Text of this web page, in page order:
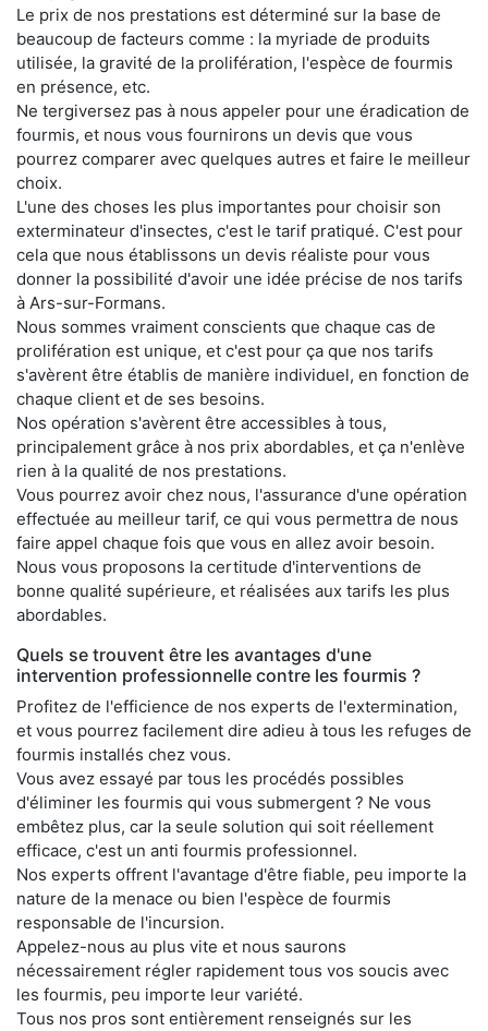
Le prix de nos prestations est déterminé sur la base de
beaucoup de facteurs comme : la myriade de produits
utilisée, la gravité de la prolifération, l'espèce de fourmis
en présence, etc.
Ne tergiversez pas à nous appeler pour une éradication de
fourmis, et nous vous fournirons un devis que vous
pourrez comparer avec quelques autres et faire le meilleur
choix.
L'une des choses les plus importantes pour choisir son
exterminateur d'insectes, c'est le tarif pratiqué. C'est pour
cela que nous établissons un devis réaliste pour vous
donner la possibilité d'avoir une idée précise de nos tarifs
à Ars-sur-Formans.
Nous sommes vraiment conscients que chaque cas de
prolifération est unique, et c'est pour ça que nos tarifs
s'avèrent être établis de manière individuel, en fonction de
chaque client et de ses besoins.
Nos opération s'avèrent être accessibles à tous,
principalement grâce à nos prix abordables, et ça n'enlève
rien à la qualité de nos prestations.
Vous pourrez avoir chez nous, l'assurance d'une opération
effectuée au meilleur tarif, ce qui vous permettra de nous
faire appel chaque fois que vous en allez avoir besoin.
Nous vous proposons la certitude d'interventions de
bonne qualité supérieure, et réalisées aux tarifs les plus
abordables.
Quels se trouvent être les avantages d'une
intervention professionnelle contre les fourmis ?
Profitez de l'efficience de nos experts de l'extermination,
et vous pourrez facilement dire adieu à tous les refuges de
fourmis installés chez vous.
Vous avez essayé par tous les procédés possibles
d'éliminer les fourmis qui vous submergent ? Ne vous
embêtez plus, car la seule solution qui soit réellement
efficace, c'est un anti fourmis professionnel.
Nos experts offrent l'avantage d'être fiable, peu importe la
nature de la menace ou bien l'espèce de fourmis
responsable de l'incursion.
Appelez-nous au plus vite et nous saurons
nécessairement régler rapidement tous vos soucis avec
les fourmis, peu importe leur variété.
Tous nos pros sont entièrement renseignés sur les